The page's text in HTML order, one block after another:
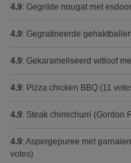
4.9: Gegrilde nougat met
4.9: Gegratineerde
4.9: Gekarameliseerd witloof
4.9: Pizza chicken BBQ (11
4.9: Steak chimichurri (Gordon
4.9: Aspergepuree met
votes)